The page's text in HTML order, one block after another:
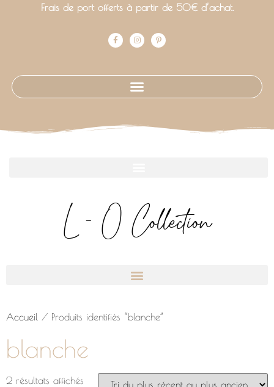
Frais de port offerts à partir de 50€ d’achat.
L - O Collection
Accueil / Produits identifiés “blanche”
blanche
2 résultats affichés